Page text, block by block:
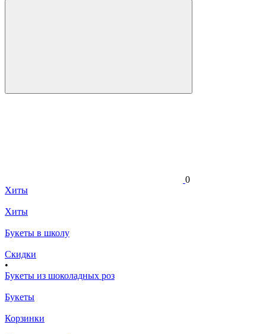
0
Хиты
Хиты
Букеты в школу
Скидки
•
Букеты из шоколадных роз
Букеты
Корзинки